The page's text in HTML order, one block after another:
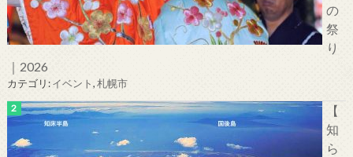
の
祭
り
｜2026
カテゴリ:イベント,札幌市
【
知
ら